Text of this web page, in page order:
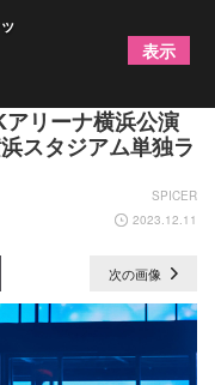
46 全国ツアー
リーナ横浜公演
スタジアム単独ラ
SPICER
2023.12.11
次の画像
表示